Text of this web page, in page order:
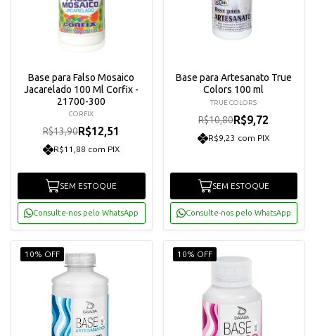
Base para Falso Mosaico
Jacarelado 100 Ml Corfix -
21700-300
CORFIX
R$13,90R$12,51
R$11,88 com PIX
SEM ESTOQUE
Consulte-nos pelo WhatsApp
Base para Artesanato True
Colors 100 ml
TRUE COLORS
R$10,80R$9,72
R$9,23 com PIX
SEM ESTOQUE
Consulte-nos pelo WhatsApp
10% OFF 10% OFF